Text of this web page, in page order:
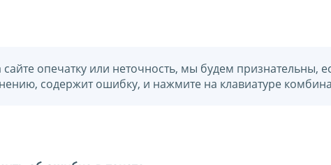
опечатку или неточность, мы будем признательны,
содержит ошибку, и нажмите на клавиатуре